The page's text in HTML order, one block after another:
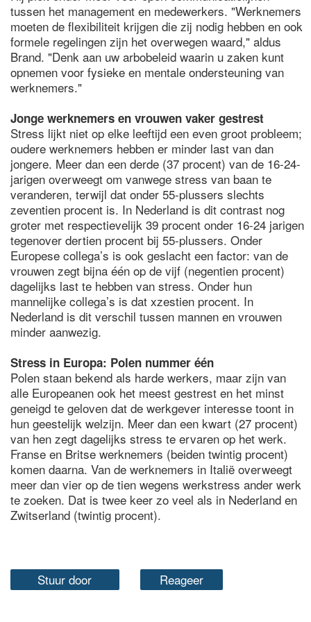
tussen het management en medewerkers. "Werknemers
moeten de flexibiliteit krijgen die zij nodig hebben en ook
formele regelingen zijn het overwegen waard," aldus
Brand. "Denk aan uw arbobeleid waarin u zaken kunt
opnemen voor fysieke en mentale ondersteuning van
werknemers."
Jonge werknemers en vrouwen vaker gestrest
Stress lijkt niet op elke leeftijd een even groot probleem;
oudere werknemers hebben er minder last van dan
jongere. Meer dan een derde (37 procent) van de 16-24-
jarigen overweegt om vanwege stress van baan te
veranderen, terwijl dat onder 55-plussers slechts
zeventien procent is. In Nederland is dit contrast nog
groter met respectievelijk 39 procent onder 16-24 jarigen
tegenover dertien procent bij 55-plussers. Onder
Europese collega’s is ook geslacht een factor: van de
vrouwen zegt bijna één op de vijf (negentien procent)
dagelijks last te hebben van stress. Onder hun
mannelijke collega’s is dat xzestien procent. In
Nederland is dit verschil tussen mannen en vrouwen
minder aanwezig.
Stress in Europa: Polen nummer één
Polen staan bekend als harde werkers, maar zijn van
alle Europeanen ook het meest gestrest en het minst
geneigd te geloven dat de werkgever interesse toont in
hun geestelijk welzijn. Meer dan een kwart (27 procent)
van hen zegt dagelijks stress te ervaren op het werk.
Franse en Britse werknemers (beiden twintig procent)
komen daarna. Van de werknemers in Italië overweegt
meer dan vier op de tien wegens werkstress ander werk
te zoeken. Dat is twee keer zo veel als in Nederland en
Zwitserland (twintig procent).
Stuur door Reageer